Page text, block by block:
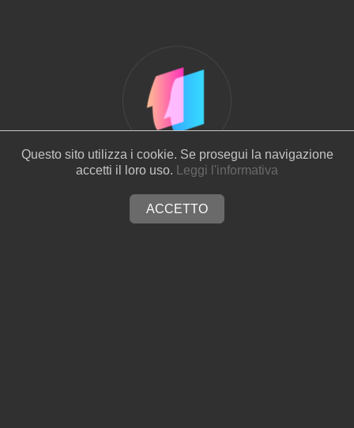
Questo sito utilizza i cookie. Se prosegui la navigazione
accetti il loro uso.
Leggi l'informativa
ACCETTO
FORMAZIONE